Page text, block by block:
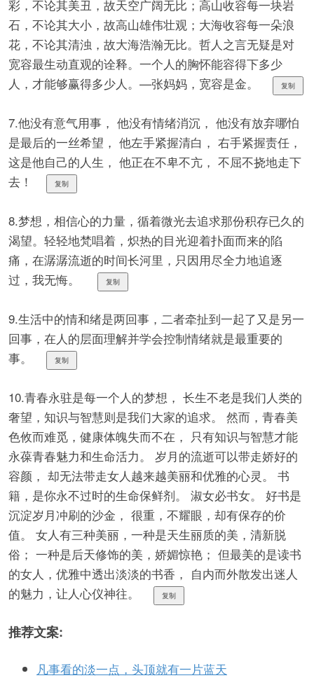
彩，不论其美丑，故天空广阔无比；高山收容每一块岩
石，不论其大小，故高山雄伟壮观；大海收容每一朵浪
花，不论其清浊，故大海浩瀚无比。哲人之言无疑是对
宽容最生动直观的诠释。一个人的胸怀能容得下多少
人，才能够赢得多少人。—张妈妈，宽容是金。
复制
7.他没有意气用事， 他没有情绪消沉， 他没有放弃哪怕
是最后的一丝希望， 他左手紧握清白， 右手紧握责任，
这是他自己的人生， 他正在不卑不亢， 不屈不挠地走下
去！
复制
8.梦想，相信心的力量，循着微光去追求那份积存已久的
渴望。轻轻地梵唱着，炽热的目光迎着扑面而来的陷
痛，在潺潺流逝的时间长河里，只因用尽全力地追逐
过，我无悔。 ​​​​
复制
9.生活中的情和绪是两回事，二者牵扯到一起了又是另一
回事，在人的层面理解并学会控制情绪就是最重要的
事。
复制
10.青春永驻是每一个人的梦想， 长生不老是我们人类的
奢望，知识与智慧则是我们大家的追求。 然而，青春美
色攸而难觅，健康体魄失而不在， 只有知识与智慧才能
永葆青春魅力和生命活力。 岁月的流逝可以带走娇好的
容颜， 却无法带走女人越来越美丽和优雅的心灵。 书
籍，是你永不过时的生命保鲜剂。 淑女必书女。 好书是
沉淀岁月冲刷的沙金， 很重，不耀眼，却有保存的价
值。 女人有三种美丽，一种是天生丽质的美，清新脱
俗； 一种是后天修饰的美，娇媚惊艳； 但最美的是读书
的女人，优雅中透出淡淡的书香， 自内而外散发出迷人
的魅力，让人心仪神往。
复制
推荐文案:
凡事看的淡一点，头顶就有一片蓝天